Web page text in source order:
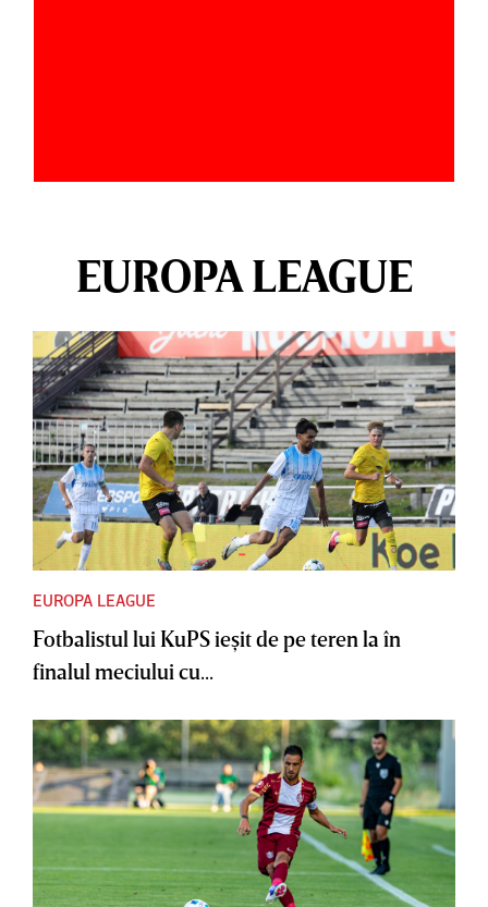
EUROPA LEAGUE
EUROPA LEAGUE
Fotbalistul lui KuPS ieşit de pe teren la în
finalul meciului cu...